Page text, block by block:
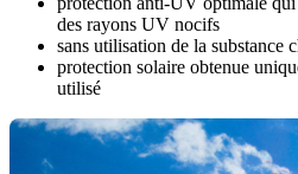
des rayons UV nocifs
sans utilisation de la substance
protection solaire obtenue
utilisé